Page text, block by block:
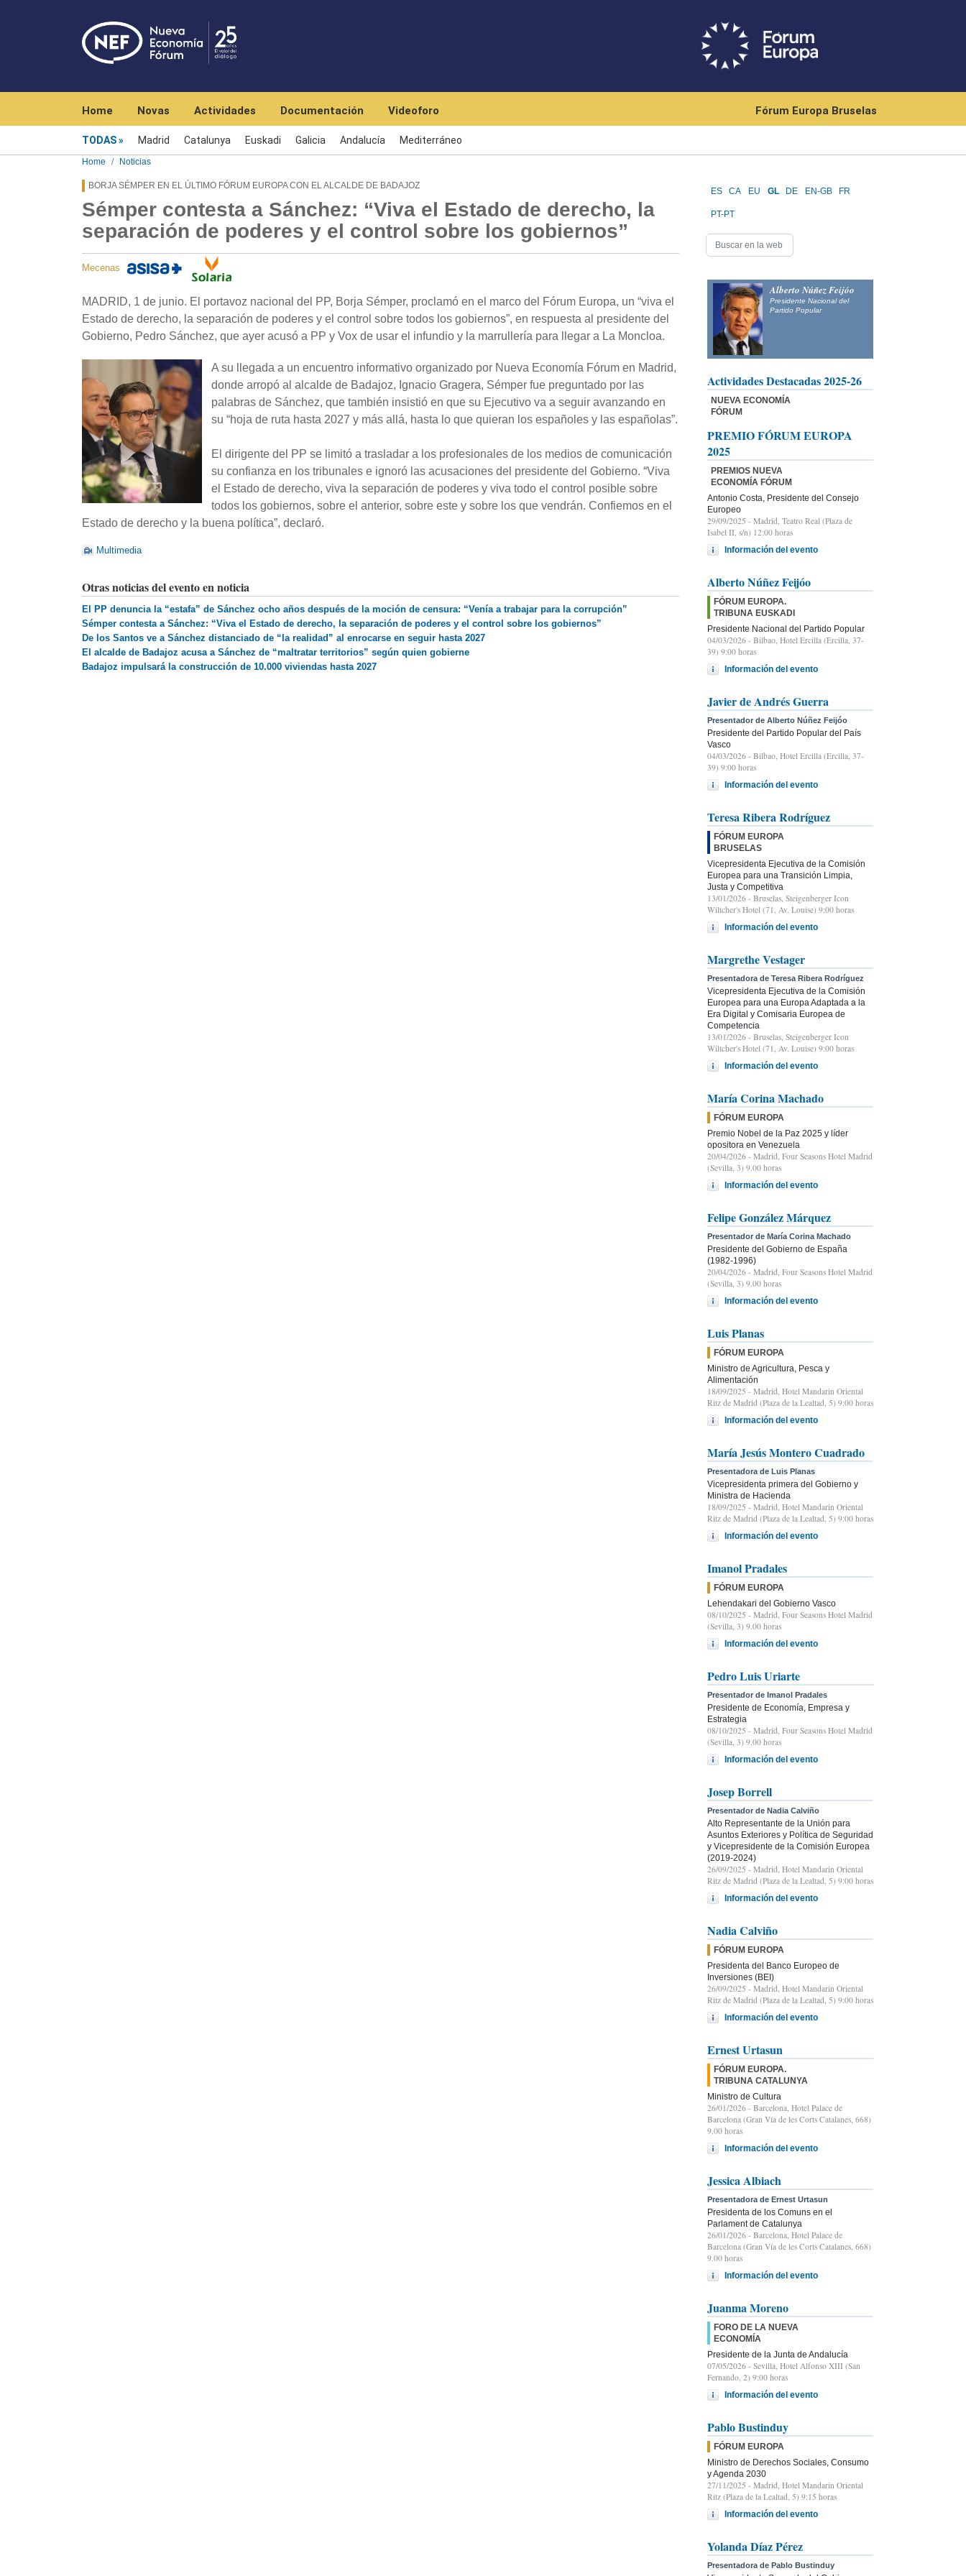
Home Novas Actividades Documentación Videoforo Fórum Europa Bruselas
TODAS Madrid Catalunya Euskadi Galicia Andalucía Mediterráneo
Home Noticias
BORJA SÉMPER EN EL ÚLTIMO FÓRUM EUROPA CON EL ALCALDE DE BADAJOZ
Sémper contesta a Sánchez: “Viva el Estado de derecho, la
separación de poderes y el control sobre los gobiernos”
Mecenas
MADRID, 1 de junio. El portavoz nacional del PP, Borja Sémper, proclamó en el marco del Fórum Europa, un “viva el
Estado de derecho, la separación de poderes y el control sobre todos los gobiernos”, en respuesta al presidente del
Gobierno, Pedro Sánchez, que ayer acusó a PP y Vox de usar el infundio y la marrullería para llegar a La Moncloa.
A su llegada a un encuentro informativo organizado por Nueva Economía Fórum en Madrid,
donde arropó al alcalde de Badajoz, Ignacio Gragera, Sémper fue preguntado por las
palabras de Sánchez, que también insistió en que su Ejecutivo va a seguir avanzando en
su “hoja de ruta hasta 2027 y más allá, hasta lo que quieran los españoles y las españolas”.
El dirigente del PP se limitó a trasladar a los profesionales de los medios de comunicación
su confianza en los tribunales e ignoró las acusaciones del presidente del Gobierno. “Viva
el Estado de derecho, viva la separación de poderes y viva todo el control posible sobre
todos los gobiernos, sobre el anterior, sobre este y sobre los que vendrán. Confiemos en el
Estado de derecho y la buena política”, declaró.
Multimedia
Otras noticias del evento en noticia
El PP denuncia la “estafa” de Sánchez ocho años después de la moción de censura: “Venía a trabajar para la corrupción”
Sémper contesta a Sánchez: “Viva el Estado de derecho, la separación de poderes y el control sobre los gobiernos”
De los Santos ve a Sánchez distanciado de “la realidad” al enrocarse en seguir hasta 2027
El alcalde de Badajoz acusa a Sánchez de “maltratar territorios” según quien gobierne
Badajoz impulsará la construcción de 10.000 viviendas hasta 2027
ES CA EU GL DE EN-GB FR
PT-PT
Alberto Núñez Feijóo
Presidente Nacional del
Partido Popular
Actividades Destacadas 2025-26
NUEVA ECONOMÍA
FÓRUM
PREMIO FÓRUM EUROPA
2025
PREMIOS NUEVA
ECONOMÍA FÓRUM
Antonio Costa, Presidente del Consejo
Europeo
29/09/2025 - Madrid, Teatro Real (Plaza de
Isabel II, s/n) 12:00 horas
Información del evento
Alberto Núñez Feijóo
FÓRUM EUROPA.
TRIBUNA EUSKADI
Presidente Nacional del Partido Popular
04/03/2026 - Bilbao, Hotel Ercilla (Ercilla, 37-
39) 9:00 horas
Información del evento
Javier de Andrés Guerra
Presentador de Alberto Núñez Feijóo
Presidente del Partido Popular del País
Vasco
04/03/2026 - Bilbao, Hotel Ercilla (Ercilla, 37-
39) 9:00 horas
Información del evento
Teresa Ribera Rodríguez
FÓRUM EUROPA
BRUSELAS
Vicepresidenta Ejecutiva de la Comisión
Europea para una Transición Limpia,
Justa y Competitiva
13/01/2026 - Bruselas, Steigenberger Icon
Wiltcher's Hotel (71, Av. Louise) 9:00 horas
Información del evento
Margrethe Vestager
Presentadora de Teresa Ribera Rodríguez
Vicepresidenta Ejecutiva de la Comisión
Europea para una Europa Adaptada a la
Era Digital y Comisaria Europea de
Competencia
13/01/2026 - Bruselas, Steigenberger Icon
Wiltcher's Hotel (71, Av. Louise) 9:00 horas
Información del evento
María Corina Machado
FÓRUM EUROPA
Premio Nobel de la Paz 2025 y líder
opositora en Venezuela
20/04/2026 - Madrid, Four Seasons Hotel Madrid
(Sevilla, 3) 9.00 horas
Información del evento
Felipe González Márquez
Presentador de María Corina Machado
Presidente del Gobierno de España
(1982-1996)
20/04/2026 - Madrid, Four Seasons Hotel Madrid
(Sevilla, 3) 9.00 horas
Información del evento
Luis Planas
FÓRUM EUROPA
Ministro de Agricultura, Pesca y
Alimentación
18/09/2025 - Madrid, Hotel Mandarin Oriental
Ritz de Madrid (Plaza de la Lealtad, 5) 9:00 horas
Información del evento
María Jesús Montero Cuadrado
Presentadora de Luis Planas
Vicepresidenta primera del Gobierno y
Ministra de Hacienda
18/09/2025 - Madrid, Hotel Mandarin Oriental
Ritz de Madrid (Plaza de la Lealtad, 5) 9:00 horas
Información del evento
Imanol Pradales
FÓRUM EUROPA
Lehendakari del Gobierno Vasco
08/10/2025 - Madrid, Four Seasons Hotel Madrid
(Sevilla, 3) 9.00 horas
Información del evento
Pedro Luis Uriarte
Presentador de Imanol Pradales
Presidente de Economía, Empresa y
Estrategia
08/10/2025 - Madrid, Four Seasons Hotel Madrid
(Sevilla, 3) 9.00 horas
Información del evento
Josep Borrell
Presentador de Nadia Calviño
Alto Representante de la Unión para
Asuntos Exteriores y Política de Seguridad
y Vicepresidente de la Comisión Europea
(2019-2024)
26/09/2025 - Madrid, Hotel Mandarin Oriental
Ritz de Madrid (Plaza de la Lealtad, 5) 9:00 horas
Información del evento
Nadia Calviño
FÓRUM EUROPA
Presidenta del Banco Europeo de
Inversiones (BEI)
26/09/2025 - Madrid, Hotel Mandarin Oriental
Ritz de Madrid (Plaza de la Lealtad, 5) 9:00 horas
Información del evento
Ernest Urtasun
FÓRUM EUROPA.
TRIBUNA CATALUNYA
Ministro de Cultura
26/01/2026 - Barcelona, Hotel Palace de
Barcelona (Gran Vía de les Corts Catalanes, 668)
9.00 horas
Información del evento
Jessica Albiach
Presentadora de Ernest Urtasun
Presidenta de los Comuns en el
Parlament de Catalunya
26/01/2026 - Barcelona, Hotel Palace de
Barcelona (Gran Vía de les Corts Catalanes, 668)
9.00 horas
Información del evento
Juanma Moreno
FORO DE LA NUEVA
ECONOMÍA
Presidente de la Junta de Andalucía
07/05/2026 - Sevilla, Hotel Alfonso XIII (San
Fernando, 2) 9:00 horas
Información del evento
Pablo Bustinduy
FÓRUM EUROPA
Ministro de Derechos Sociales, Consumo
y Agenda 2030
27/11/2025 - Madrid, Hotel Mandarin Oriental
Ritz (Plaza de la Lealtad, 5) 9:15 horas
Información del evento
Yolanda Díaz Pérez
Presentadora de Pablo Bustinduy